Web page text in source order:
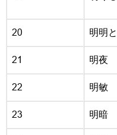
20 明明と
21 明夜
22 明敏
23 明暗